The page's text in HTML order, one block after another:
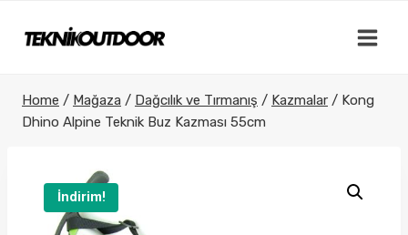
Home / Mağaza / Dağcılık ve Tırmanış / Kazmalar / Kong
Dhino Alpine Teknik Buz Kazması 55cm
İndirim!